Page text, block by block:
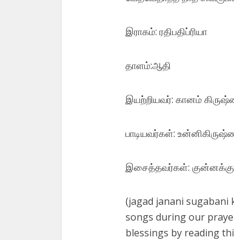
இராகம்: ரதிபதிப்ரியா
தாளம்:ஆதி
இயற்றியவர்: கானம்
பாடியவர்கள்:
இசைத்தவர்கள்:
(jagad janani sugabani
songs during our
blessings by reading